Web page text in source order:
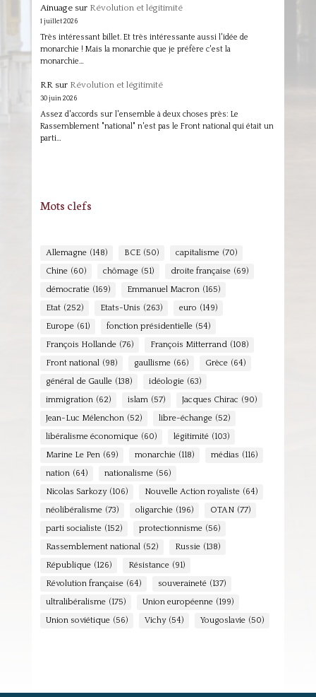
Ainuagesur Révolution et légitimité
1 juillet 2026
Très intéressant billet. Et très intéressante aussi l'idée de
monarchie ! Mais la monarchie que je préfère c'est la
monarchie…
RR sur Révolution et légitimité
30 juin 2026
Assez d'accords sur l'ensemble à deux choses près: Le
Rassemblement "national" n'est pas le Front national qui était un
parti…
Mots clefs
Allemagne (148) BCE (50) capitalisme (70)
Chine (60) chômage (51) droite française (69)
démocratie (169) Emmanuel Macron (165)
Etat (252) Etats-Unis (263) euro (149)
Europe (61) fonction présidentielle (54)
François Hollande (76) François Mitterrand (108)
Front national (98) gaullisme (66) Grèce (64)
général de Gaulle (138) idéologie (63)
immigration (62) islam (57) Jacques Chirac (90)
Jean-Luc Mélenchon (52) libre-échange (52)
libéralisme économique (60) légitimité (103)
Marine Le Pen (69) monarchie (118) médias (116)
nation (64) nationalisme (56)
Nicolas Sarkozy (106) Nouvelle Action royaliste (64)
néolibéralisme (73) oligarchie (196) OTAN (77)
parti socialiste (152) protectionnisme (56)
Rassemblement national (52) Russie (138)
République (126) Résistance (91)
Révolution française (64) souveraineté (137)
ultralibéralisme (175) Union européenne (199)
Union soviétique (56) Vichy (54) Yougoslavie (50)